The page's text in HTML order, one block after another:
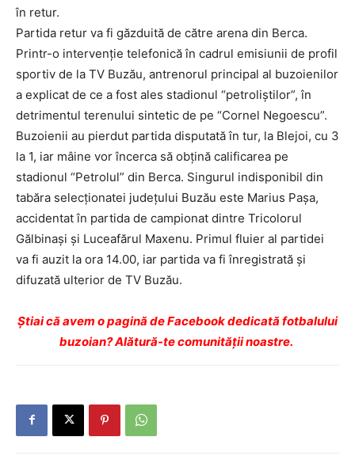
în retur.
Partida retur va fi găzduită de către arena din Berca.
Printr-o intervenţie telefonică în cadrul emisiunii de profil
sportiv de la TV Buzău, antrenorul principal al buzoienilor
a explicat de ce a fost ales stadionul “petroliştilor”, în
detrimentul terenului sintetic de pe “Cornel Negoescu”.
Buzoienii au pierdut partida disputată în tur, la Blejoi, cu 3
la 1, iar mâine vor încerca să obţină calificarea pe
stadionul “Petrolul” din Berca. Singurul indisponibil din
tabăra selecţionatei judeţului Buzău este Marius Paşa,
accidentat în partida de campionat dintre Tricolorul
Gălbinaşi şi Luceafărul Maxenu. Primul fluier al partidei
va fi auzit la ora 14.00, iar partida va fi înregistrată şi
difuzată ulterior de TV Buzău.
Ştiai că avem o pagină de Facebook dedicată fotbalului
buzoian? Alătură-te comunității noastre.